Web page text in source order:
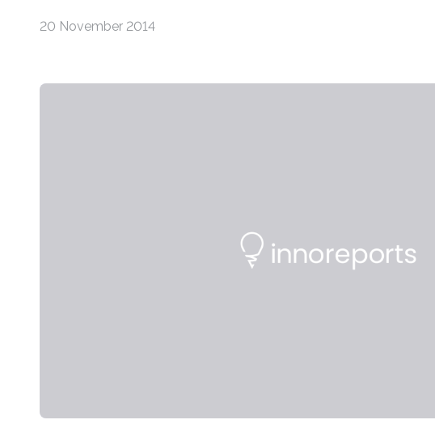
20 November 2014